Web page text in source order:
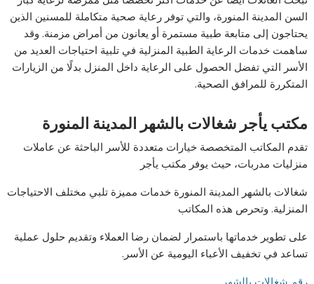
السن المدينة المنورة، والتي توفر رعاية صحية متكاملة للمسنين الذين
يحتاجون إلى متابعة طبية مستمرة أو يعانون من أمراض مزمنة. وقد
ساهمت خدمات الرعاية الطبية المنزلية في تلبية احتياجات العديد من
الأسر التي تفضل الحصول على الرعاية داخل المنزل بدلًا من الزيارات
المتكررة للمرافق الصحية.
مكتب يأجر شغالات بالشهر المدينة المنورة
تقدم المكاتب المتخصصة خيارات متعددة للأسر الباحثة عن عاملات
منزليات مدربات، حيث يوفر مكتب يأجر
شغالات بالشهر المدينة المنورة خدمات مميزة تلبي مختلف الاحتياجات
المنزلية. وتحرص هذه المكاتب
على تطوير خدماتها باستمرار لضمان رضا العملاء وتقديم حلول عملية
تساعد في تخفيف الأعباء اليومية عن الأسر.
رقم شغالات بالشهر